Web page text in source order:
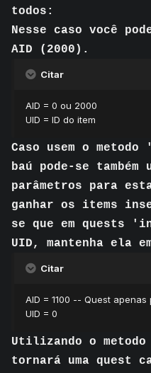
todos:
Nesse caso você
AID (2000).
Citar
AID = 0 ou 2000
UID = ID do item
Caso usem o
baú pode-se também
parâmetros para
ganhar os items
se que em quests
UID, mantenha ela
Citar
AID = 1100 -- Quest
UID = 0
Utilizando o
tornará uma quest